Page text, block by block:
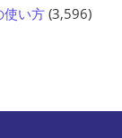
使い方 (3,596)